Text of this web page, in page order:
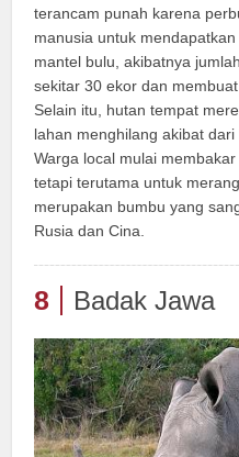
terancam punah karena
manusia untuk
mantel bulu, akibatnya
sekitar 30 ekor dan
Selain itu, hutan tempat
lahan menghilang akibat
Warga local mulai
tetapi terutama untuk
merupakan bumbu yang
Rusia dan Cina.
8 Badak Jawa